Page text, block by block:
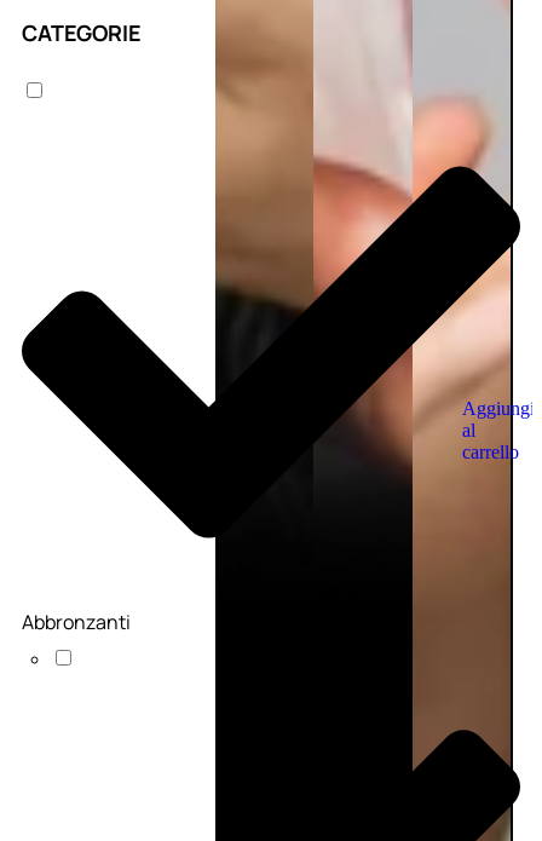
Aggiungi
al
carrello
CATEGORIE
Abbronzanti